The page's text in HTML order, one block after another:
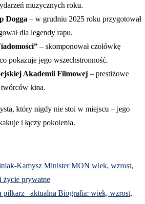
muzycznych roku.
Dogga – w grudniu 2025 roku przygotował
dla legendy rapu.
– skomponował czołówkę
pokazuje jego wszechstronność.
Akademii Filmowej – prestiżowe
kina.
który nigdy nie stoi w miejscu – jego
i łączy pokolenia.
Kamysz Minister MON wiek, wzrost,
życie prywatne
piłkarz– aktualna Biografia: wiek, wzrost,